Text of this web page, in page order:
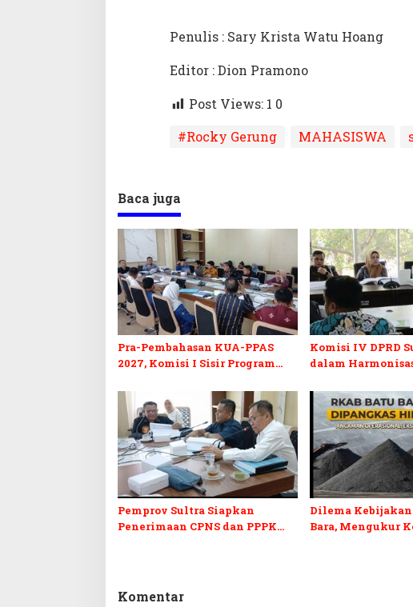
Penulis : Sary Krista Watu Hoang
Editor : Dion Pramono
Post Views: 1 0
#Rocky Gerung
MAHASISWA
Baca juga
Pra-Pembahasan KUA-PPAS
2027, Komisi I Sisir Program
Komisi IV DPRD
dalam
Pemprov Sultra Siapkan
Penerimaan CPNS dan PPPK
Dilema Kebijakan
Bara, Mengukur
Komentar